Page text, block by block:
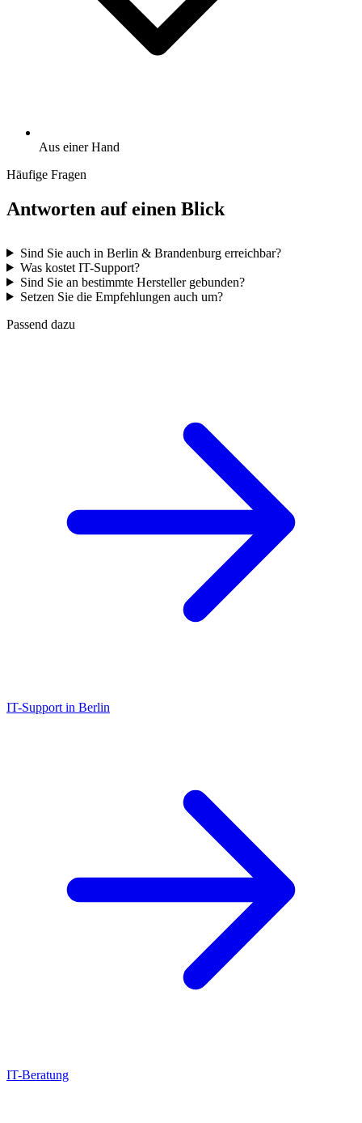
Aus einer Hand
Häufige Fragen
Antworten auf einen Blick
Sind Sie auch in Berlin & Brandenburg erreichbar?
Was kostet IT-Support?
Sind Sie an bestimmte Hersteller gebunden?
Setzen Sie die Empfehlungen auch um?
Passend dazu
IT-Support in Berlin
IT-Beratung